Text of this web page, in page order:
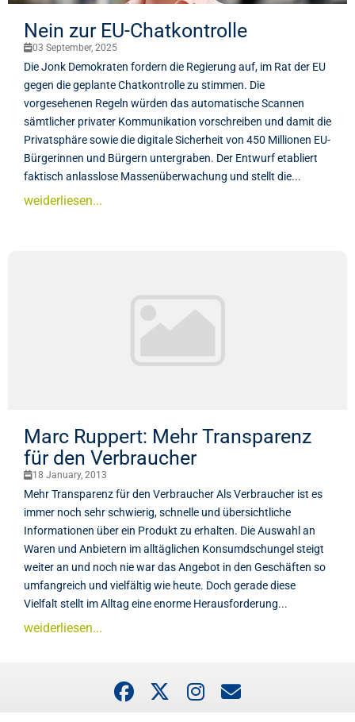
Nein zur EU-Chatkontrolle
03 September, 2025
Die Jonk Demokraten fordern die Regierung auf, im Rat der EU
gegen die geplante Chatkontrolle zu stimmen. Die
vorgesehenen Regeln würden das automatische Scannen
sämtlicher privater Kommunikation vorschreiben und damit die
Privatsphäre sowie die digitale Sicherheit von 450 Millionen EU-
Bürgerinnen und Bürgern untergraben. Der Entwurf etabliert
faktisch anlasslose Massenüberwachung und stellt die...
weiderliesen...
Marc Ruppert: Mehr Transparenz
für den Verbraucher
18 January, 2013
Mehr Transparenz für den Verbraucher Als Verbraucher ist es
immer noch sehr schwierig, schnelle und übersichtliche
Informationen über ein Produkt zu erhalten. Die Auswahl an
Waren und Anbietern im alltäglichen Konsumdschungel steigt
weiter an und noch nie war das Angebot in den Geschäften so
umfangreich und vielfältig wie heute. Doch gerade diese
Vielfalt stellt im Alltag eine enorme Herausforderung...
weiderliesen...